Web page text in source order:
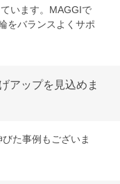
います。MAGGIで
をバランスよくサポ
アップを見込めま
た事例もございま